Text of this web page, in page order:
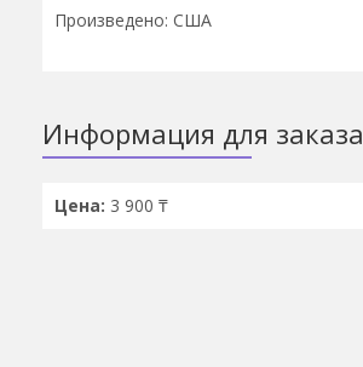
Произведено: США
Информация для заказа
Цена: 3 900 ₸